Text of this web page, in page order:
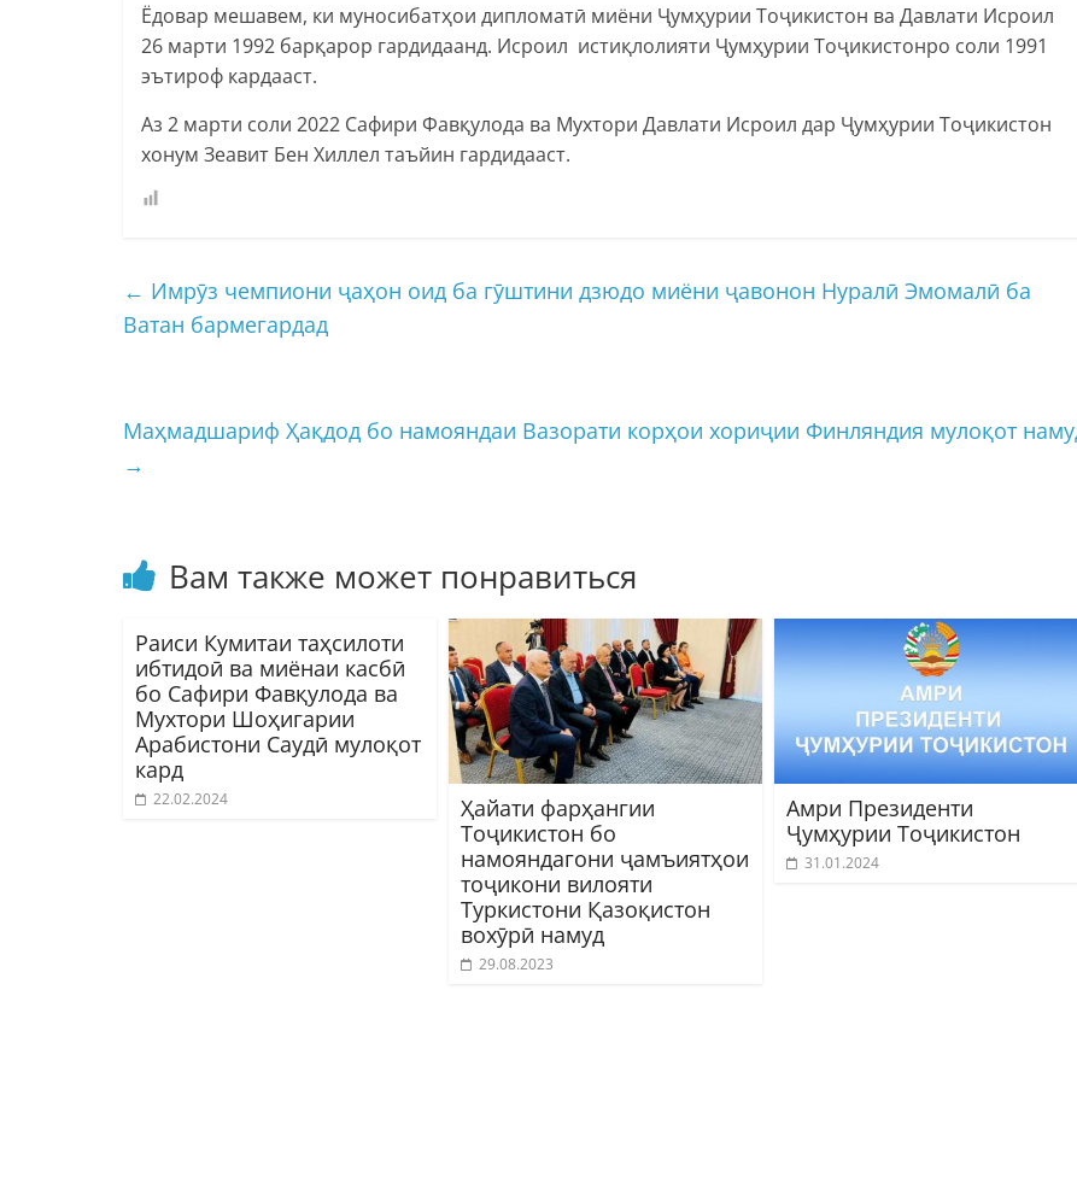
Ёдовар мешавем, ки муносибатҳои дипломатӣ миёни Ҷумҳурии Тоҷикистон ва Давлати Исроил
26 марти 1992 барқарор гардидаанд. Исроил истиқлолияти Ҷумҳурии Тоҷикистонро соли 1991
эътироф кардааст.
Аз 2 марти соли 2022 Сафири Фавқулода ва Мухтори Давлати Исроил дар Ҷумҳурии Тоҷикистон
хонум Зеавит Бен Хиллел таъйин гардидааст.
← Имрӯз чемпиони ҷаҳон оид ба гӯштини дзюдо миёни ҷавонон Нуралӣ Эмомалӣ ба
Ватан бармегардад
Маҳмадшариф Ҳақдод бо намояндаи Вазорати корҳои хориҷии Финляндия мулоқот
→
Вам также может понравиться
Раиси Кумитаи таҳсилоти
ибтидоӣ ва миёнаи касбӣ
бо Сафири Фавқулода ва
Мухтори Шоҳигарии
Арабистони Саудӣ мулоқот
кард
22.02.2024
Ҳайати фарҳангии
Тоҷикистон бо
намояндагони ҷамъиятҳои
тоҷикони вилояти
Туркистони Қазоқистон
вохӯрӣ намуд
29.08.2023
Амри Президенти
Ҷумҳурии Тоҷикистон
31.01.2024